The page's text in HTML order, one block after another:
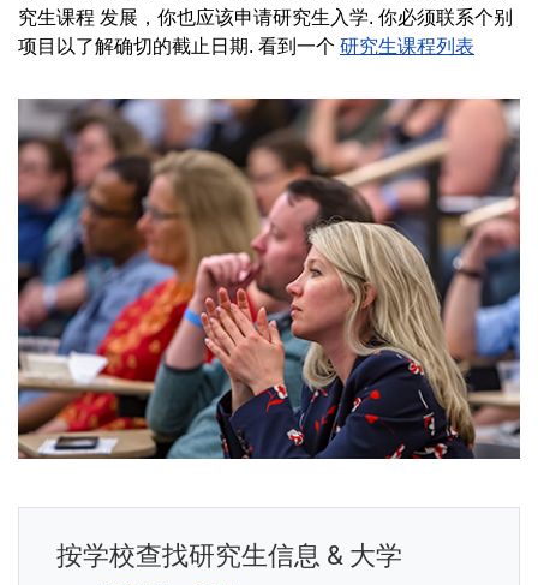
究生课程 发展，你也应该申请研究生入学. 你必须联系个别
项目以了解确切的截止日期. 看到一个 研究生课程列表
按学校查找研究生信息 & 大学